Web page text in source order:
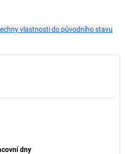
vlastnosti do původního stavu
dny